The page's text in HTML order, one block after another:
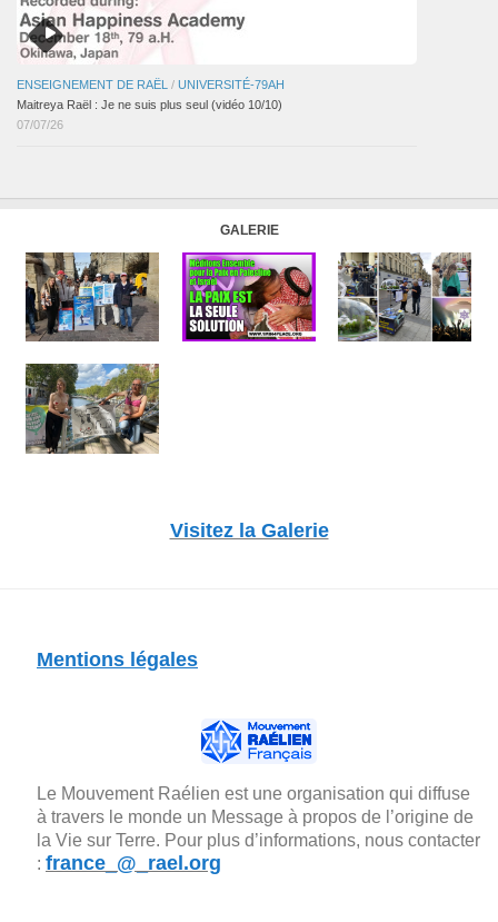
ENSEIGNEMENT DE RAËL / UNIVERSITÉ-79AH
Maitreya Raël : Je ne suis plus seul (vidéo 10/10)
07/07/26
GALERIE
Visitez la Galerie
Mentions légales
Le Mouvement Raélien est une organisation qui diffuse
à travers le monde un Message à propos de l’origine de
la Vie sur Terre. Pour plus d’informations, nous contacter
: france_@_rael.org